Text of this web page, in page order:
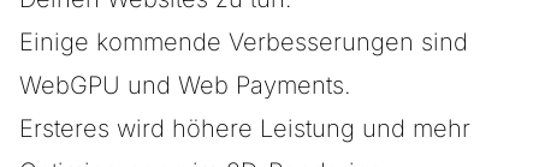
Einige kommende Verbesserungen sind
WebGPU und Web Payments.
Ersteres wird höhere Leistung und mehr